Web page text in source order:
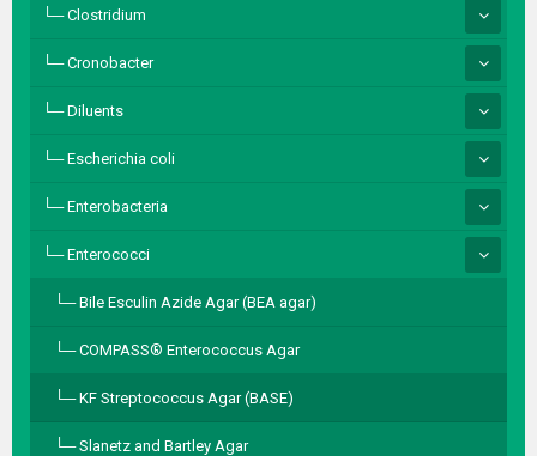
Clostridium
Cronobacter
Diluents
Escherichia coli
Enterobacteria
Enterococci
Bile Esculin Azide Agar (BEA agar)
COMPASS® Enterococcus Agar
KF Streptococcus Agar (BASE)
Slanetz and Bartley Agar